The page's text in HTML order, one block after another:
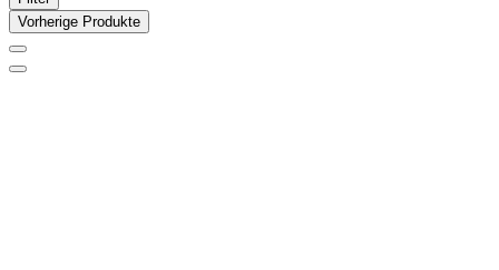
Vorherige Produkte